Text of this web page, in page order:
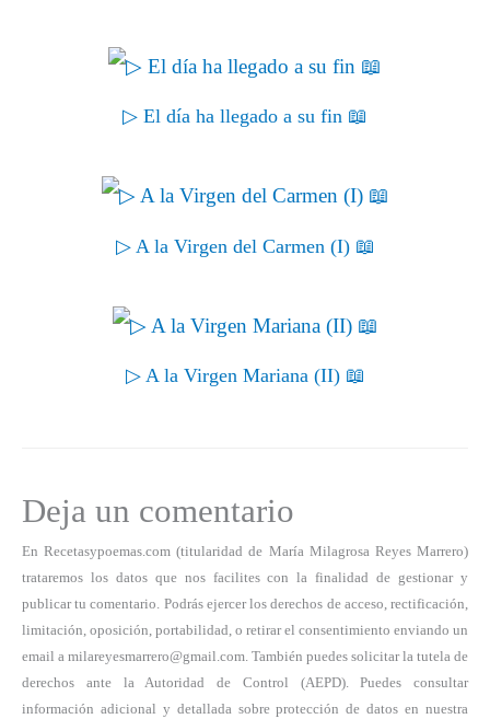
▷ El día ha llegado a su fin 📖
▷ A la Virgen del Carmen (I) 📖
▷ A la Virgen Mariana (II) 📖
Deja un comentario
En Recetasypoemas.com (titularidad de María Milagrosa Reyes Marrero)
trataremos los datos que nos facilites con la finalidad de gestionar y
publicar tu comentario. Podrás ejercer los derechos de acceso, rectificación,
limitación, oposición, portabilidad, o retirar el consentimiento enviando un
email a milareyesmarrero@gmail.com. También puedes solicitar la tutela de
derechos ante la Autoridad de Control (AEPD). Puedes consultar
información adicional y detallada sobre protección de datos en nuestra